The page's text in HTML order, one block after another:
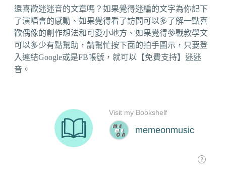
還喜歡迷迷音的文章嗎？如果覺得迷編的文字為你記下
了演唱會的感動、如果覺得看了訪問可以多了解一點喜
歡偶像的創作想法和可愛小地方、如果覺得參戰教學文
可以多少有點幫助，請幫忙按下面的拍手圖示，只要登
入連結Google或是FB帳號，就可以【免費支持】迷迷
音。